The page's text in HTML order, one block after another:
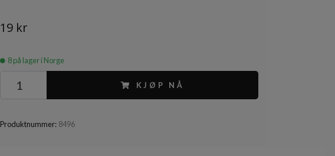
19 kr
8på lager i Norge
KJØP NÅ
Produktnummer: 8496